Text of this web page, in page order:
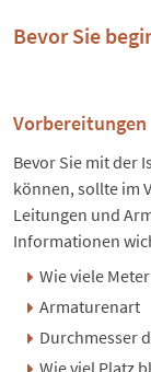
Bevor Sie
Vorbereitungen
Bevor Sie mit der
können, sollte im
Leitungen und
Informationen
Wie viele
Armaturenart
Durchmesser
Wie viel Platz